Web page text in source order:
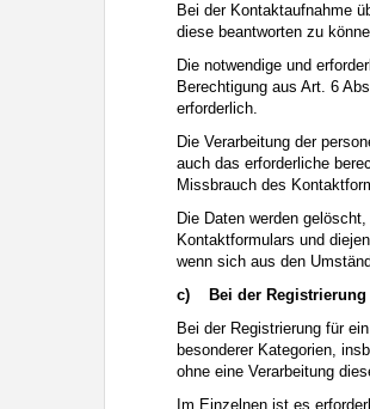
Bei der Kontaktaufnahme
diese beantworten zu
Die notwendige und
Berechtigung aus Art. 6
erforderlich.
Die Verarbeitung der
auch das erforderliche
Missbrauch des
Die Daten werden
Kontaktformulars und
wenn sich aus den
c)
Bei der
Bei der Registrierung für
besonderer Kategorien,
ohne eine Verarbeitung
Im Einzelnen ist es